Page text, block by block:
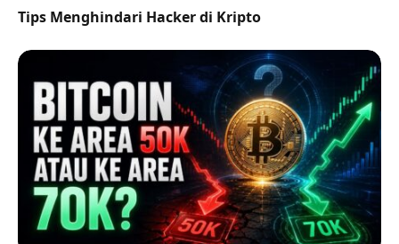
Tips Menghindari Hacker di Kripto